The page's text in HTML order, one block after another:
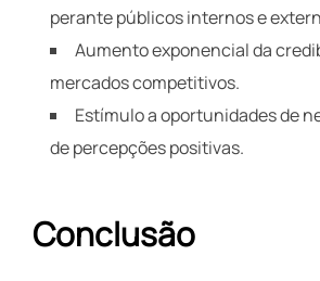
perante públicos internos e
Aumento exponencial da
mercados competitivos.
Estímulo a oportunidades de
de percepções positivas.
Conclusão